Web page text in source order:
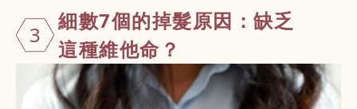
3
細數7個的掉髮原因：缺乏
這種維他命？